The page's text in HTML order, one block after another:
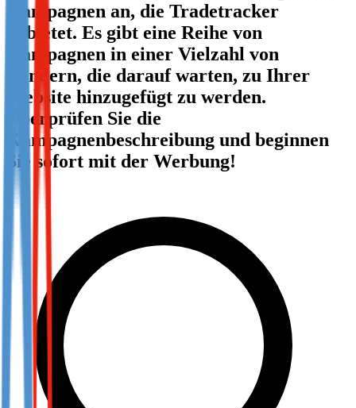
Not already our Publisher?
Kampagnen an, die Tradetracker
anbietet. Es gibt eine Reihe von
Kampagnen in einer Vielzahl von
Ländern, die darauf warten, zu Ihrer
Website hinzugefügt zu werden.
Überprüfen Sie die
Kampagnenbeschreibung und beginnen
Sie sofort mit der Werbung!